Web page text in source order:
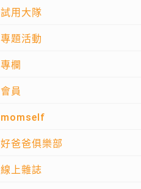
試用大隊
專題活動
專欄
會員
momself
好爸爸俱樂部
線上雜誌